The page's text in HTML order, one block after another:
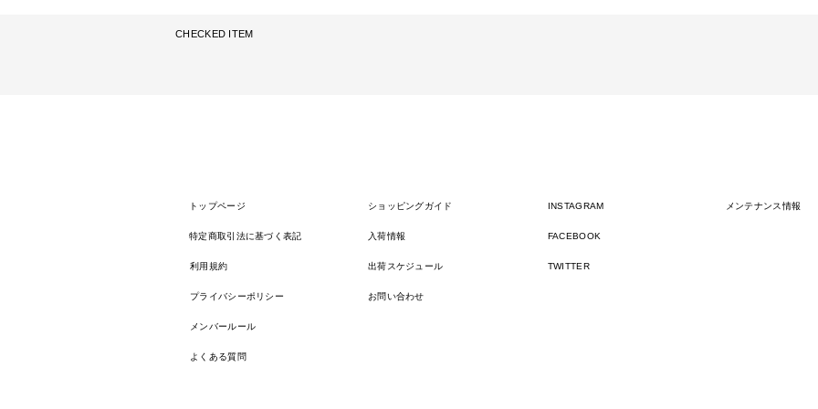
CHECKED ITEM
トップページ
特定商取引法に基づく表記
利用規約
プライバシーポリシー
メンバールール
よくある質問
ショッピングガイド
入荷情報
出荷スケジュール
お問い合わせ
INSTAGRAM
FACEBOOK
TWITTER
メンテナンス情報